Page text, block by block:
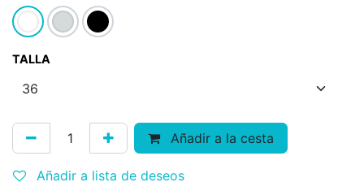
TALLA
Añadir a la cesta
Añadir a lista de deseos